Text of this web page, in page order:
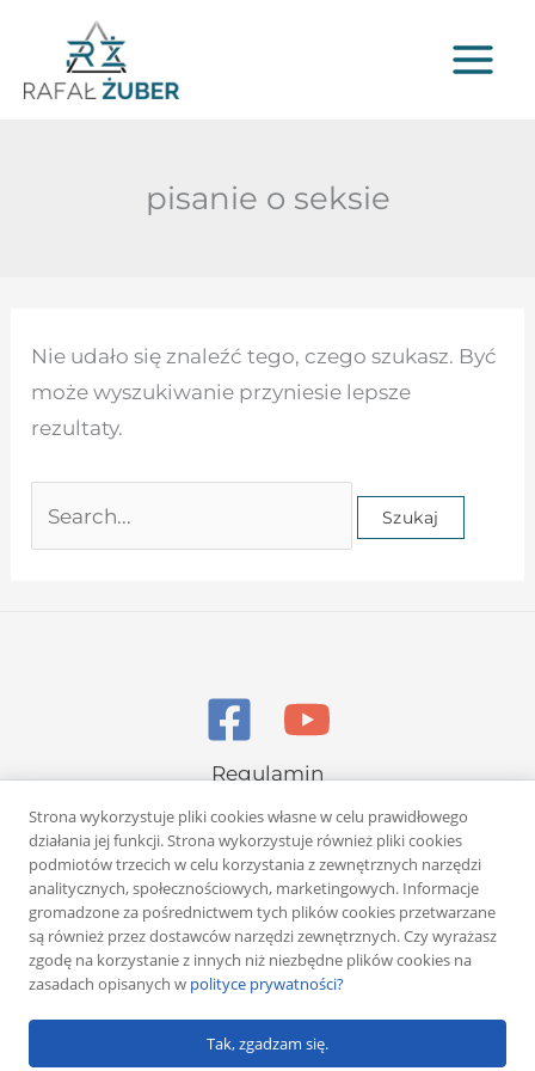
treści
pisanie o seksie
Nie udało się znaleźć tego, czego szukasz. Być
może wyszukiwanie przyniesie lepsze
rezultaty.
dla:
Regulamin
Polityka prywatności
Copyright © 2026 Rafał Żuber
Powered byKlub eMarketera
Strona wykorzystuje pliki cookies własne w celu prawidłowego
działania jej funkcji. Strona wykorzystuje również pliki cookies
podmiotów trzecich w celu korzystania z zewnętrznych narzędzi
analitycznych, społecznościowych, marketingowych. Informacje
gromadzone za pośrednictwem tych plików cookies przetwarzane
są również przez dostawców narzędzi zewnętrznych. Czy wyrażasz
zgodę na korzystanie z innych niż niezbędne plików cookies na
zasadach opisanych w polityce prywatności?
Tak, zgadzam się.